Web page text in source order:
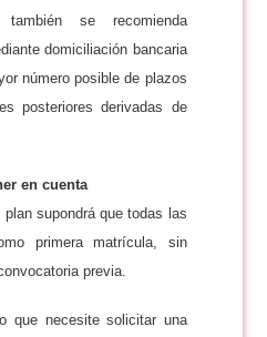
se recomienda
domiciliación bancaria
número posible de plazos
posteriores derivadas de
en cuenta
supondrá que todas las
primera matrícula, sin
previa.
que necesite solicitar una